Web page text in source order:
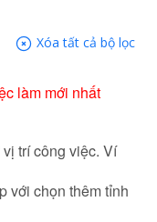
Xóa tất cả bộ lọc
làm mới nhất
trí công việc. Ví
với chọn thêm tỉnh